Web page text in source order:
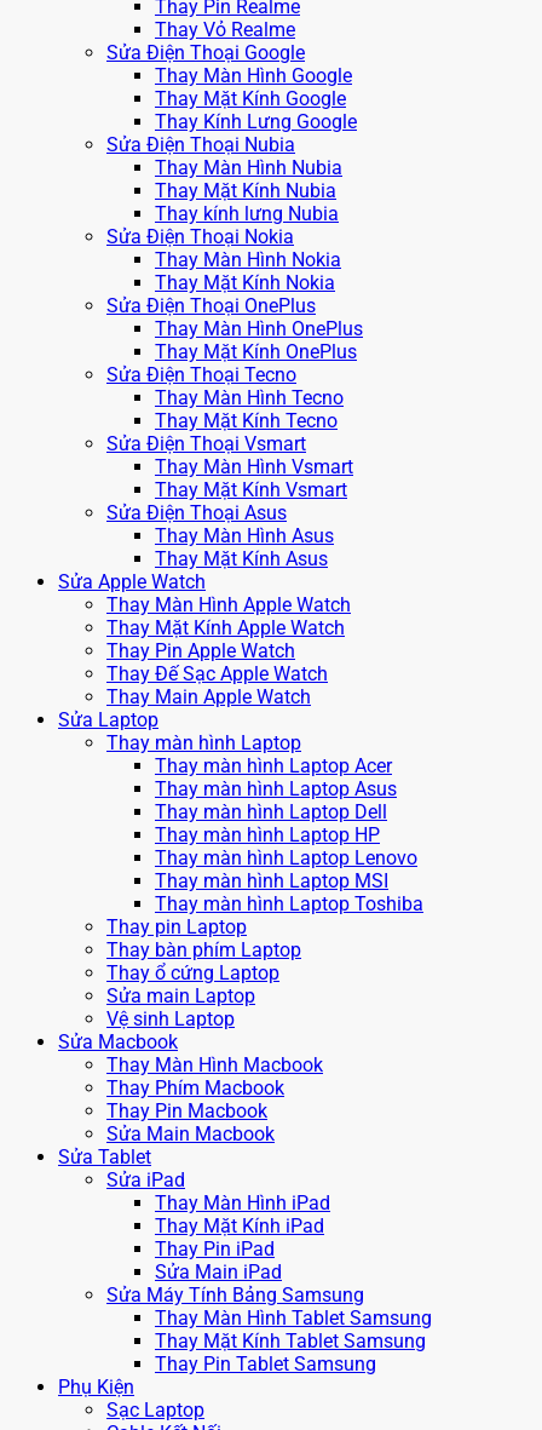
Thay Pin Realme
Thay Vỏ Realme
Sửa Điện Thoại Google
Thay Màn Hình Google
Thay Mặt Kính Google
Thay Kính Lưng Google
Sửa Điện Thoại Nubia
Thay Màn Hình Nubia
Thay Mặt Kính Nubia
Thay kính lưng Nubia
Sửa Điện Thoại Nokia
Thay Màn Hình Nokia
Thay Mặt Kính Nokia
Sửa Điện Thoại OnePlus
Thay Màn Hình OnePlus
Thay Mặt Kính OnePlus
Sửa Điện Thoại Tecno
Thay Màn Hình Tecno
Thay Mặt Kính Tecno
Sửa Điện Thoại Vsmart
Thay Màn Hình Vsmart
Thay Mặt Kính Vsmart
Sửa Điện Thoại Asus
Thay Màn Hình Asus
Thay Mặt Kính Asus
Sửa Apple Watch
Thay Màn Hình Apple Watch
Thay Mặt Kính Apple Watch
Thay Pin Apple Watch
Thay Đế Sạc Apple Watch
Thay Main Apple Watch
Sửa Laptop
Thay màn hình Laptop
Thay màn hình Laptop Acer
Thay màn hình Laptop Asus
Thay màn hình Laptop Dell
Thay màn hình Laptop HP
Thay màn hình Laptop Lenovo
Thay màn hình Laptop MSI
Thay màn hình Laptop Toshiba
Thay pin Laptop
Thay bàn phím Laptop
Thay ổ cứng Laptop
Sửa main Laptop
Vệ sinh Laptop
Sửa Macbook
Thay Màn Hình Macbook
Thay Phím Macbook
Thay Pin Macbook
Sửa Main Macbook
Sửa Tablet
Sửa iPad
Thay Màn Hình iPad
Thay Mặt Kính iPad
Thay Pin iPad
Sửa Main iPad
Sửa Máy Tính Bảng Samsung
Thay Màn Hình Tablet Samsung
Thay Mặt Kính Tablet Samsung
Thay Pin Tablet Samsung
Phụ Kiện
Sạc Laptop